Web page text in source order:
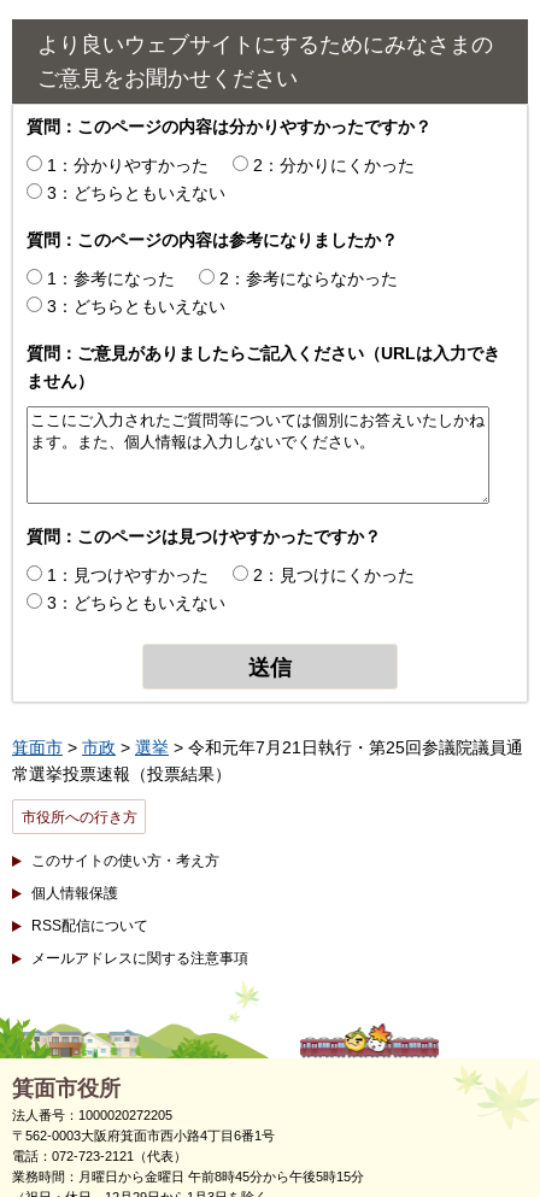
より良いウェブサイトにするためにみなさまの
ご意見をお聞かせください
質問：このページの内容は分かりやすかったですか？
1：分かりやすかった
2：分かりにくかった
3：どちらともいえない
質問：このページの内容は参考になりましたか？
1：参考になった
2：参考にならなかった
3：どちらともいえない
質問：ご意見がありましたらご記入ください（URLは入力でき
ません）
質問：このページは見つけやすかったですか？
1：見つけやすかった
2：見つけにくかった
3：どちらともいえない
箕面市 > 市政 > 選挙 > 令和元年7月21日執行・第25回参議院議員通
常選挙投票速報（投票結果）
市役所への行き方
このサイトの使い方・考え方
個人情報保護
RSS配信について
メールアドレスに関する注意事項
箕面市役所
法人番号：1000020272205
〒562-0003大阪府箕面市西小路4丁目6番1号
電話：072-723-2121（代表）
業務時間：月曜日から金曜日 午前8時45分から午後5時15分